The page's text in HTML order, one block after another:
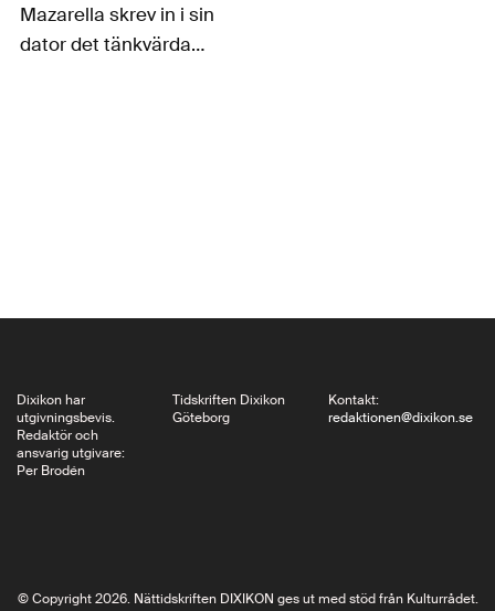
Mazarella skrev in i sin
dator det tänkvärda
stjärnvalvet upp i
Dixikon har
utgivningsbevis.
Redaktör och
ansvarig utgivare:
Per Brodén
Tidskriften Dixikon
Göteborg
Kontakt:
redaktionen@dixikon.se
© Copyright 2026. Nättidskriften DIXIKON ges ut med stöd från Kulturrådet.